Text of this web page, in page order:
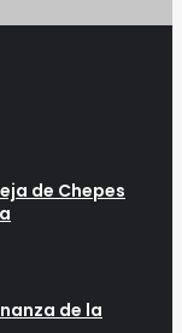
de Chepes
de la